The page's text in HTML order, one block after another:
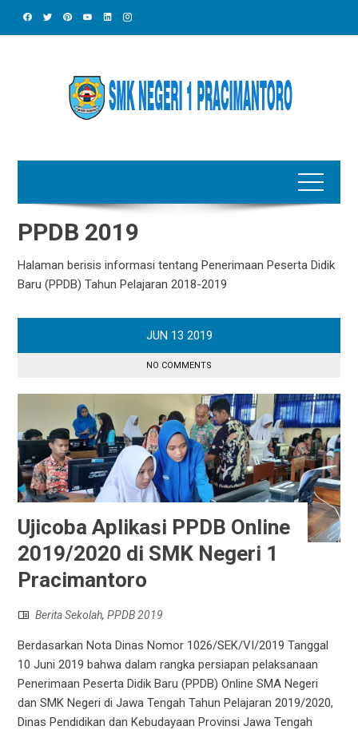
PPDB 2019
Halaman berisis informasi tentang Penerimaan Peserta Didik
Baru (PPDB) Tahun Pelajaran 2018-2019
JUN 13 2019
NO COMMENTS
Ujicoba Aplikasi PPDB Online
2019/2020 di SMK Negeri 1
Pracimantoro
Berita Sekolah,PPDB 2019
Berdasarkan Nota Dinas Nomor 1026/SEK/VI/2019 Tanggal
10 Juni 2019 bahwa dalam rangka persiapan pelaksanaan
Penerimaan Peserta Didik Baru (PPDB) Online SMA Negeri
dan SMK Negeri di Jawa Tengah Tahun Pelajaran 2019/2020,
Dinas Pendidikan dan Kebudayaan Provinsi Jawa Tengah